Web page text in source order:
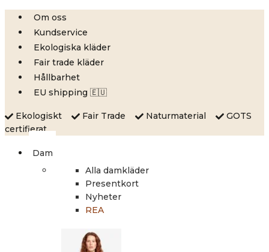
Skip
content
Om oss
Kundservice
Ekologiska kläder
Fair trade kläder
Hållbarhet
EU shipping 🇪🇺
Ekologiskt Fair Trade Naturmaterial
GOTS
certifierat
Dam
Alla damkläder
Presentkort
Nyheter
REA